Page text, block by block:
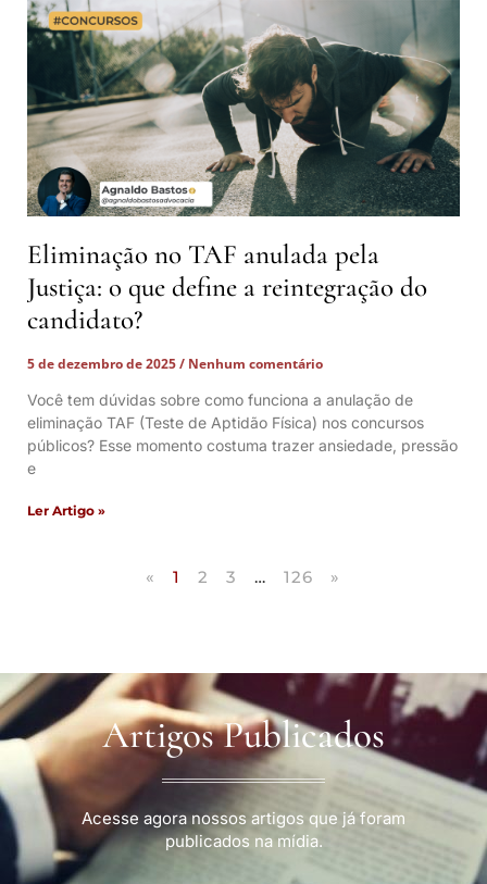
Eliminação no TAF anulada pela
Justiça: o que define a reintegração do
candidato?
5 de dezembro de 2025
Nenhum comentário
Você tem dúvidas sobre como funciona a anulação de
eliminação TAF (Teste de Aptidão Física) nos concursos
públicos? Esse momento costuma trazer ansiedade, pressão
e
Ler Artigo »
« 1 2 3 … 126 »
Artigos Publicados
Acesse agora nossos artigos que já foram
publicados na mídia.